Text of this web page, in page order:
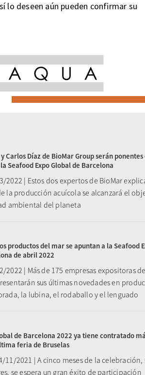
lo deseen aún pueden confirmar su
Carlos Díaz de BioMar Group serán ponentes
Seafood Expo Global de Barcelona
2022 | Estos dos expertos de BioMar
la producción acuícola se alcanzará el
ambiental del planeta
productos del mar se apuntan a la Seafood
de abril 2022
2022 | Más de 175 empresas expositoras
sus últimas novedades en
la lubina, el rodaballo y el lenguado
de Barcelona 2022 ya tiene contratado
feria de Bruselas
11/2021 | A cinco meses de la celebración,
se espera un gran éxito de participación